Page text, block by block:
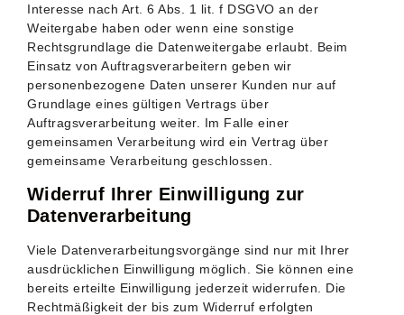
Interesse nach Art. 6 Abs. 1 lit. f DSGVO an der
Weitergabe haben oder wenn eine sonstige
Rechtsgrundlage die Datenweitergabe erlaubt. Beim
Einsatz von Auftragsverarbeitern geben wir
personenbezogene Daten unserer Kunden nur auf
Grundlage eines gültigen Vertrags über
Auftragsverarbeitung weiter. Im Falle einer
gemeinsamen Verarbeitung wird ein Vertrag über
gemeinsame Verarbeitung geschlossen.
Widerruf Ihrer Einwilligung zur
Datenverarbeitung
Viele Datenverarbeitungsvorgänge sind nur mit Ihrer
ausdrücklichen Einwilligung möglich. Sie können eine
bereits erteilte Einwilligung jederzeit widerrufen. Die
Rechtmäßigkeit der bis zum Widerruf erfolgten